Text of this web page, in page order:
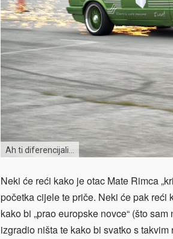
Ah ti diferencijali…
Neki će reći kako je otac Mate Rimca
početka cijele te priče. Neki će pak
kako bi „prao europske novce“ (što
izgradio ništa te kako bi svatko s